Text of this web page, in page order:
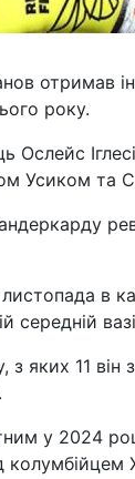
отримав
року.
Усиком та
в
середній
з яких 11
у 2024